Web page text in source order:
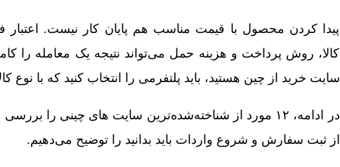
پیدا کردن محصول با قیمت مناسب هم پایان کار نیست.
کالا، روش پرداخت و هزینه حمل می‌تواند نتیجه یک معامله را کاملا
سایت خرید از چین هستید، باید پلتفرمی را انتخاب کنید که با نوع
در ادامه، ۱۲ مورد از شناخته‌شده‌ترین سایت های چینی را
از ثبت سفارش و شروع واردات باید بدانید را توضیح می‌دهیم.